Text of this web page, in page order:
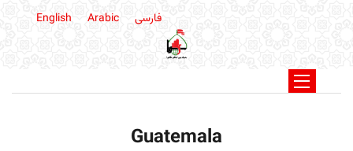
فارسی English Arabic
Guatemala